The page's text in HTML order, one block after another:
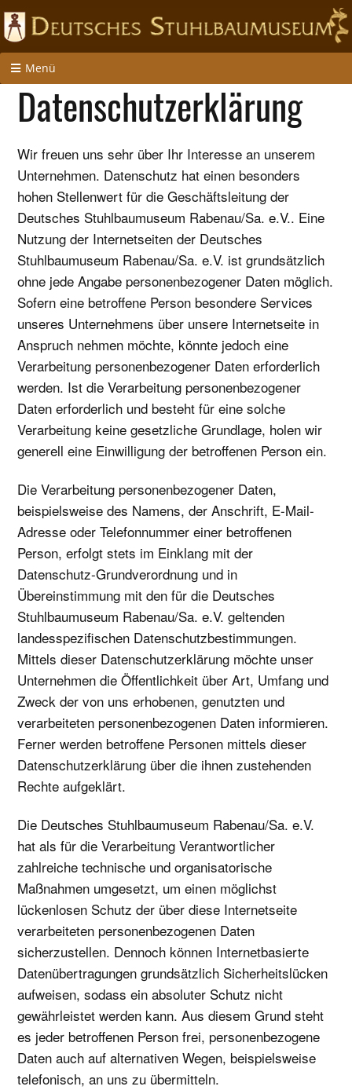
Menü
Datenschutzerklärung
Wir freuen uns sehr über Ihr Interesse an unserem
Unternehmen. Datenschutz hat einen besonders
hohen Stellenwert für die Geschäftsleitung der
Deutsches Stuhlbaumuseum Rabenau/Sa. e.V.. Eine
Nutzung der Internetseiten der Deutsches
Stuhlbaumuseum Rabenau/Sa. e.V. ist grundsätzlich
ohne jede Angabe personenbezogener Daten möglich.
Sofern eine betroffene Person besondere Services
unseres Unternehmens über unsere Internetseite in
Anspruch nehmen möchte, könnte jedoch eine
Verarbeitung personenbezogener Daten erforderlich
werden. Ist die Verarbeitung personenbezogener
Daten erforderlich und besteht für eine solche
Verarbeitung keine gesetzliche Grundlage, holen wir
generell eine Einwilligung der betroffenen Person ein.
Die Verarbeitung personenbezogener Daten,
beispielsweise des Namens, der Anschrift, E-Mail-
Adresse oder Telefonnummer einer betroffenen
Person, erfolgt stets im Einklang mit der
Datenschutz-Grundverordnung und in
Übereinstimmung mit den für die Deutsches
Stuhlbaumuseum Rabenau/Sa. e.V. geltenden
landesspezifischen Datenschutzbestimmungen.
Mittels dieser Datenschutzerklärung möchte unser
Unternehmen die Öffentlichkeit über Art, Umfang und
Zweck der von uns erhobenen, genutzten und
verarbeiteten personenbezogenen Daten informieren.
Ferner werden betroffene Personen mittels dieser
Datenschutzerklärung über die ihnen zustehenden
Rechte aufgeklärt.
Die Deutsches Stuhlbaumuseum Rabenau/Sa. e.V.
hat als für die Verarbeitung Verantwortlicher
zahlreiche technische und organisatorische
Maßnahmen umgesetzt, um einen möglichst
lückenlosen Schutz der über diese Internetseite
verarbeiteten personenbezogenen Daten
sicherzustellen. Dennoch können Internetbasierte
Datenübertragungen grundsätzlich Sicherheitslücken
aufweisen, sodass ein absoluter Schutz nicht
gewährleistet werden kann. Aus diesem Grund steht
es jeder betroffenen Person frei, personenbezogene
Daten auch auf alternativen Wegen, beispielsweise
telefonisch, an uns zu übermitteln.